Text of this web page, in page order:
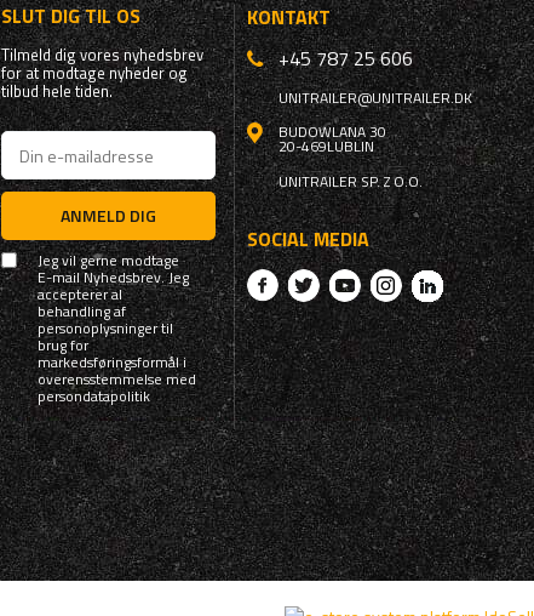
SLUT DIG TIL OS
Tilmeld dig vores nyhedsbrev
for at modtage nyheder og
tilbud hele tiden.
ANMELD DIG
Jeg vil gerne modtage
E-mail Nyhedsbrev. Jeg
accepterer al
behandling af
personoplysninger til
brug for
markedsføringsformål i
overensstemmelse med
persondatapolitik
KONTAKT
+45 787 25 606
UNITRAILER@UNITRAILER.DK
BUDOWLANA 30
20-469LUBLIN
UNITRAILER SP. Z O.O.
SOCIAL MEDIA